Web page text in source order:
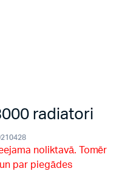
radiatori
noliktavā. Tomēr
par piegādes